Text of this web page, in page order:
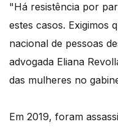
"Há resistência por
estes casos. Exigimos
nacional de pessoas
advogada Eliana
das mulheres no
Em 2019, foram